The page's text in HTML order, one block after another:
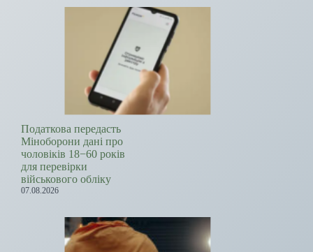
Податкова передасть
Міноборони дані про
чоловіків 18−60 років
для перевірки
військового обліку
07.08.2026